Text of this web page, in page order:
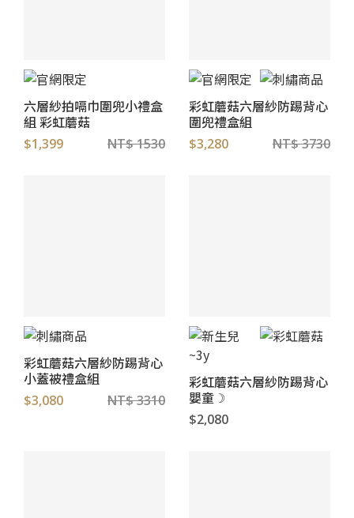
六層紗拍嗝巾圍兜小禮盒
組 彩虹蘑菇
$1,399 NT$ 1530
彩虹蘑菇六層紗防踢背心
圍兜禮盒組
$3,280 NT$ 3730
彩虹蘑菇六層紗防踢背心
小蓋被禮盒組
$3,080 NT$ 3310
彩虹蘑菇六層紗防踢背心
嬰童☽
$2,080